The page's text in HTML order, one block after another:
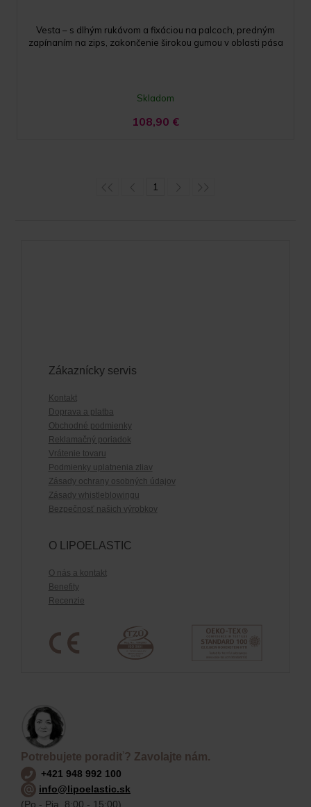
Vesta – s dlhým rukávom a fixáciou na palcoch, predným
zapínaním na zips, zakončenie širokou gumou v oblasti pása
Skladom
108,90 €
1
Zákaznícky servis
Kontakt
Doprava a platba
Obchodné podmienky
Reklamačný poriadok
Vrátenie tovaru
Podmienky uplatnenia zliav
Zásady ochrany osobných údajov
Zásady whistleblowingu
Bezpečnosť našich výrobkov
O LIPOELASTIC
O nás a kontakt
Benefity
Recenzie
Potrebujete poradiť? Zavolajte nám.
+421 948 992 100
info@lipoelastic.sk
(Po - Pia, 8:00 - 15:00)